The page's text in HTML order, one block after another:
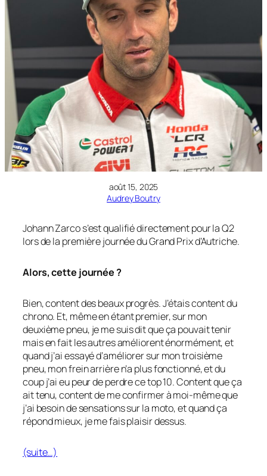
août 15, 2025
Audrey Boutry
Johann Zarco s’est qualifié directement pour la Q2
lors de la première journée du Grand Prix d’Autriche.
Alors, cette journée ?
Bien, content des beaux progrès. J’étais content du
chrono. Et, même en étant premier, sur mon
deuxième pneu, je me suis dit que ça pouvait tenir
mais en fait les autres améliorent énormément, et
quand j’ai essayé d’améliorer sur mon troisième
pneu, mon frein arrière n’a plus fonctionné, et du
coup j’ai eu peur de perdre ce top 10. Content que ça
ait tenu, content de me confirmer à moi-même que
j’ai besoin de sensations sur la moto, et quand ça
répond mieux, je me fais plaisir dessus.
(suite…)